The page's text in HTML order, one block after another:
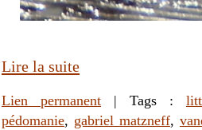
Lire la suite
Lien permanent| Tags :
pédomanie, gabriel matzneff,